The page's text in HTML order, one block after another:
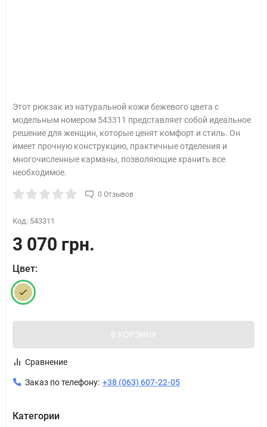
Этот рюкзак из натуральной кожи бежевого цвета с
модельным номером 543311 представляет собой идеальное
решение для женщин, которые ценят комфорт и стиль. Он
имеет прочную конструкцию, практичные отделения и
многочисленные карманы, позволяющие хранить все
необходимое.
0 Отзывов
Код: 543311
3 070 грн.
Цвет:
В КОРЗИНУ
Сравнение
Заказ по телефону: +38 (063) 607-22-05
Категории